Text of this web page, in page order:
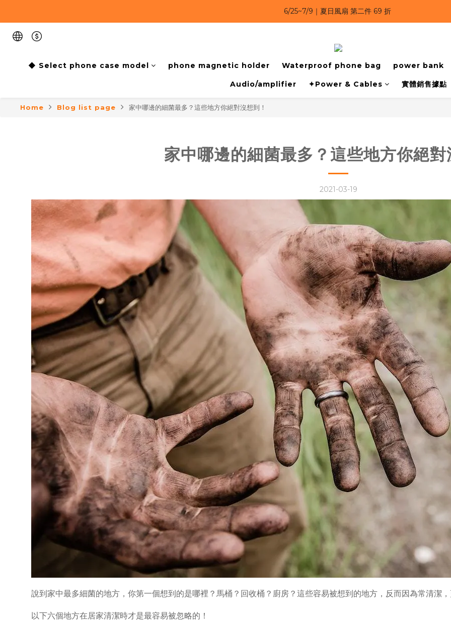
6/25~7/9｜夏日風扇 第二件 69 折
6/25~7/9 漂浮防水手機袋 任選 2入 $650
◆ Select phone case model phone magnetic holder Waterproof phone bag power bank
Audio/amplifier ✦Power & Cables 實體銷售據點
Home Blog list page 家中哪邊的細菌最多？這些地方你絕對沒想到！
家中哪邊的細菌最多？這些地方你絕對
2021-03-19
說到家中最多細菌的地方，你第一個想到的是哪裡？馬桶？回收桶？廚房？這些容易被想到的地方，反而因為常清潔，
以下六個地方在居家清潔時才是最容易被忽略的！